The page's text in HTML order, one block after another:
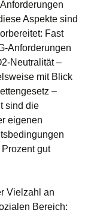
Aspekte sind
Fast
Anforderungen
Neutralität –
mit Blick
–
sind die
eigenen
gut
Vielzahl an
Bereich: